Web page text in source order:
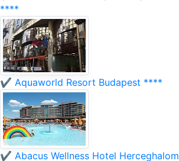
****
✔️ Aquaworld Resort Budapest ****
✔️ Abacus Wellness Hotel Herceghalom